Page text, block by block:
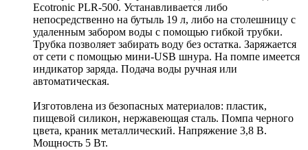
Ecotronic PLR-500. Устанавливается либо
непосредственно на бутыль 19 л, либо на столешницу с
удаленным забором воды с помощью гибкой трубки.
Трубка позволяет забирать воду без остатка. Заряжается
от сети с помощью мини-USB шнура. На помпе имеется
индикатор заряда. Подача воды ручная или
автоматическая.
Изготовлена из безопасных материалов: пластик,
пищевой силикон, нержавеющая сталь. Помпа черного
цвета, краник металлический. Напряжение 3,8 В.
Мощность 5 Вт.